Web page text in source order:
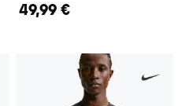
49,99 €